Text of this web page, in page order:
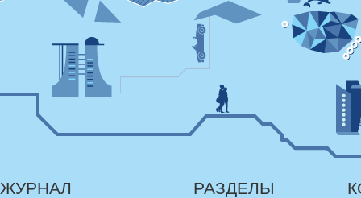
ЖУРНАЛ РАЗДЕЛЫ